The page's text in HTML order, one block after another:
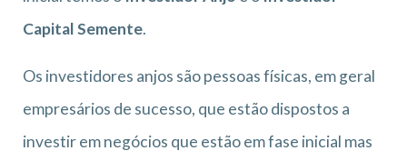
Capital Semente.
Os investidores anjos são pessoas físicas, em geral
empresários de sucesso, que estão dispostos a
investir em negócios que estão em fase inicial mas